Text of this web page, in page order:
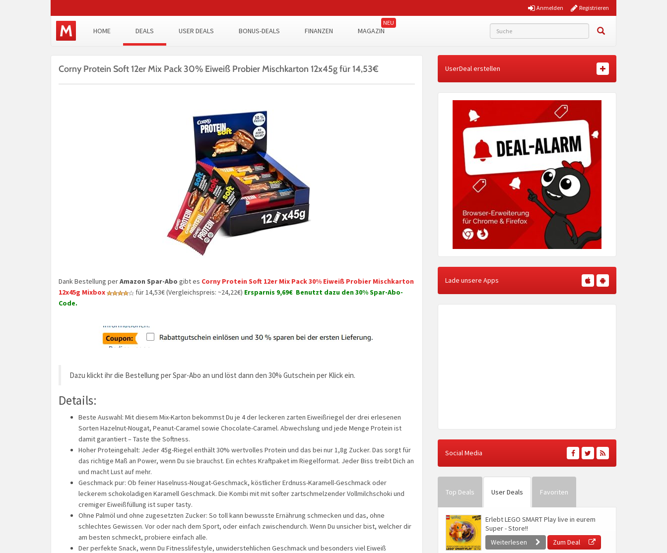
Registrieren
Anmelden
HOME DEALS USER DEALS BONUS-DEALS FINANZEN MAGAZIN
Corny Protein Soft 12er Mix Pack 30% Eiweiß Probier Mischkarton 12x45g für 14,53€
Dank Bestellung perAmazon Spar-Abo gibt es Corny Protein Soft 12er Mix Pack 30% Eiweiß Probier Mischkarton
12x45g Mixbox
für 14,53€ (Vergleichspreis: ~24,22€) Ersparnis 9,69€ Benutzt dazu den 30% Spar-Abo-
Code.
Dazu klickt ihr die Bestellung per Spar-Abo an und löst dann den 30% Gutschein per Klick ein.
Details:
Beste Auswahl: Mit diesem Mix-Karton bekommst Du je 4 der leckeren zarten Eiweißriegel der drei erlesenen
Sorten Hazelnut-Nougat, Peanut-Caramel sowie Chocolate-Caramel. Abwechslung und jede Menge Protein ist
damit garantiert – Taste the Softness.
Hoher Proteingehalt: Jeder 45g-Riegel enthält 30% wertvolles Protein und das bei nur 1,8g Zucker. Das sorgt für
das richtige Maß an Power, wenn Du sie brauchst. Ein echtes Kraftpaket im Riegelformat. Jeder Biss treibt Dich an
und macht Lust auf mehr.
Geschmack pur: Ob feiner Haselnuss-Nougat-Geschmack, köstlicher Erdnuss-Karamell-Geschmack oder
leckerem schokoladigen Karamell Geschmack. Die Kombi mit mit softer zartschmelzender Vollmilchschoki und
cremiger Eiweißfüllung ist super tasty.
Ohne Palmöl und ohne zugesetzten Zucker: So toll kann bewusste Ernährung schmecken und das, ohne
schlechtes Gewissen. Vor oder nach dem Sport, oder einfach zwischendurch. Wenn Du unsicher bist, welcher dir
am besten schmeckt, probiere einfach alle.
Der perfekte Snack, wenn Du Fitnesslifestyle, unwiderstehlichen Geschmack und besonders viel Eiweiß
UserDeal erstellen
Lade unsere Apps
Social Media
Top Deals User Deals Favoriten
Erlebt LEGO SMART Play live in eurem
Super - Store!!
Weiterlesen
Zum Deal